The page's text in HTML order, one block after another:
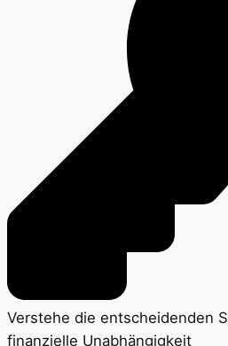
Verstehe die entscheidenden
finanzielle Unabhängigkeit